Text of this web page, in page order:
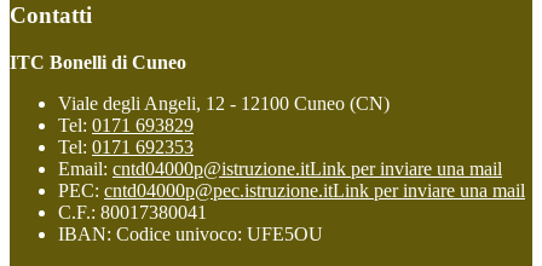
Contatti
ITC Bonelli di Cuneo
Viale degli Angeli, 12 - 12100 Cuneo (CN)
Tel: 0171 693829
Tel: 0171 692353
Email: cntd04000p@istruzione.itLink per inviare una mail
PEC: cntd04000p@pec.istruzione.itLink per inviare una mail
C.F.: 80017380041
IBAN: Codice univoco: UFE5OU